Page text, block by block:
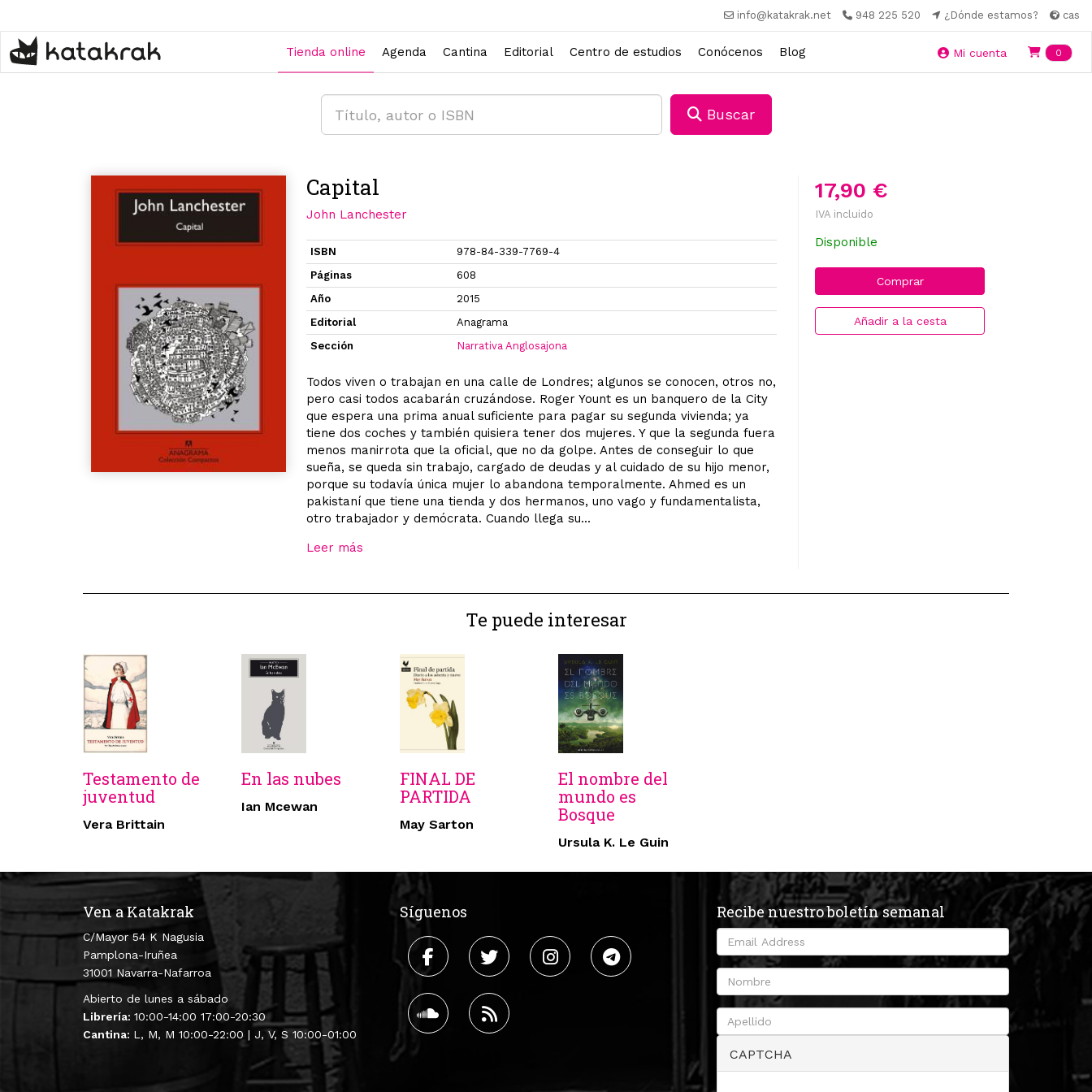
contenido
principal
info@katakrak.net 948 225 520 ¿Dónde estamos? cas
Tienda online Agenda Cantina Editorial Centro de estudios Conócenos Blog Mi cuenta 0
Buscar
17,90 €
IVA incluido
Disponible
Comprar
Añadir a la cesta
Capital
John Lanchester
ISBN
978-84-339-7769-4
Páginas
608
Año
2015
Editorial
Anagrama
Sección
Narrativa Anglosajona
Todos viven o trabajan en una calle de Londres; algunos se conocen, otros no,
pero casi todos acabarán cruzándose. Roger Yount es un banquero de la City
que espera una prima anual suficiente para pagar su segunda vivienda; ya
tiene dos coches y también quisiera tener dos mujeres. Y que la segunda fuera
menos manirrota que la oficial, que no da golpe. Antes de conseguir lo que
sueña, se queda sin trabajo, cargado de deudas y al cuidado de su hijo menor,
porque su todavía única mujer lo abandona temporalmente. Ahmed es un
pakistaní que tiene una tienda y dos hermanos, uno vago y fundamentalista,
otro trabajador y demócrata. Cuando llega su...
Leer más
Te puede interesar
Testamento de
juventud
Vera Brittain
En las nubes
Ian Mcewan
FINAL DE
PARTIDA
May Sarton
El nombre del
mundo es
Bosque
Ursula K. Le Guin
Ven a Katakrak
C/Mayor 54 K Nagusia
Pamplona-Iruñea
31001 Navarra-Nafarroa
Abierto de lunes a sábado
Librería: 10:00-14:00 17:00-20:30
Cantina: L, M, M 10:00-22:00 | J, V, S 10:00-01:00
Síguenos Recibe nuestro boletín semanal
CAPTCHA